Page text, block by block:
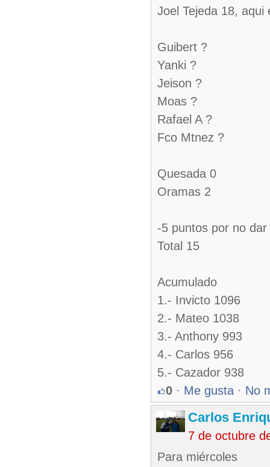
Joel Tejeda 18, aqui
Guibert ?
Yanki ?
Jeison ?
Moas ?
Rafael A ?
Fco Mtnez ?
Quesada 0
Oramas 2
-5 puntos por no dar
Total 15
Acumulado
1.- Invicto 1096
2.- Mateo 1038
3.- Anthony 993
4.- Carlos 956
5.- Cazador 938
0 · Me gusta · No
Carlos
7 de octubre
Para miércoles